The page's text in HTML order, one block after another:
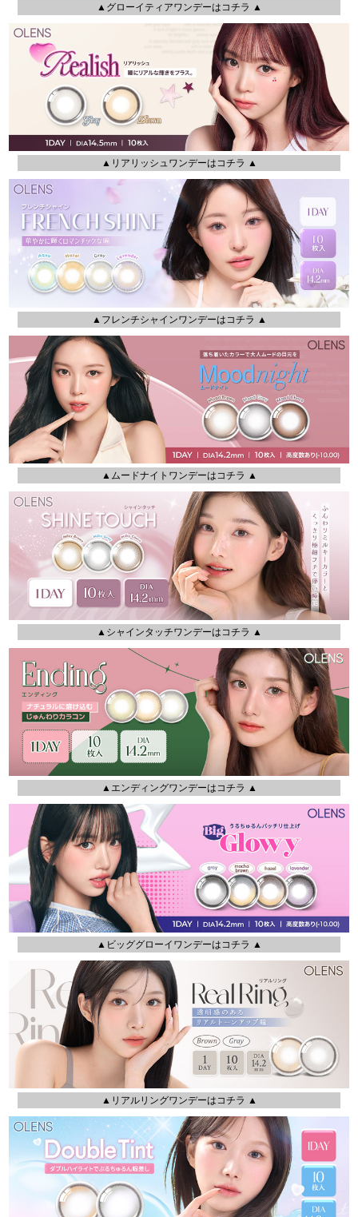
▲グローイティアワンデーはコチラ ▲
▲リアリッシュワンデーはコチラ ▲
▲フレンチシャインワンデーはコチラ ▲
▲ムードナイトワンデーはコチラ ▲
▲シャインタッチワンデーはコチラ ▲
▲エンディングワンデーはコチラ ▲
▲ビッググローイワンデーはコチラ ▲
▲リアルリングワンデーはコチラ ▲